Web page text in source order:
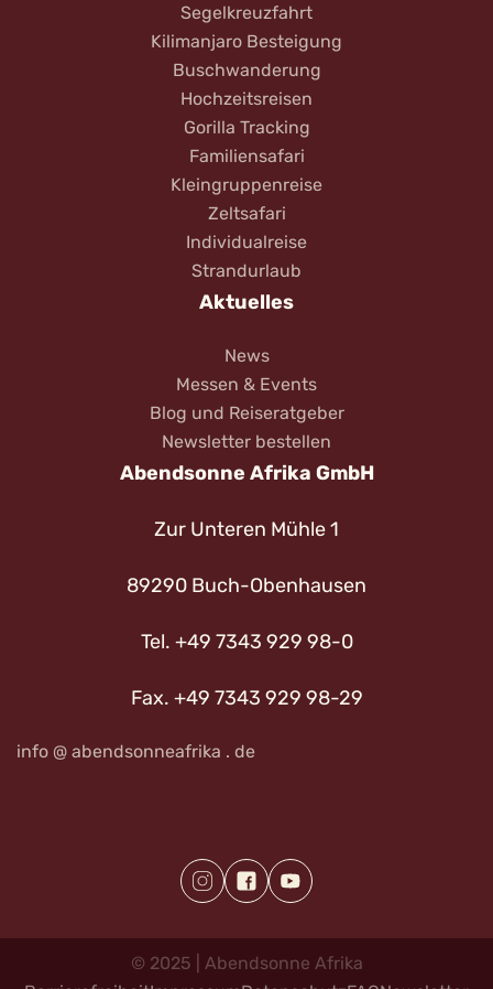
Segelkreuzfahrt
Kilimanjaro Besteigung
Buschwanderung
Hochzeitsreisen
Gorilla Tracking
Familiensafari
Kleingruppenreise
Zeltsafari
Individualreise
Strandurlaub
Aktuelles
News
Messen & Events
Blog und Reiseratgeber
Newsletter bestellen
Abendsonne Afrika GmbH
Zur Unteren Mühle 1
89290 Buch-Obenhausen
Tel. +49 7343 929 98-0
Fax. +49 7343 929 98-29
info @ abendsonneafrika . de
© 2025 Abendsonne Afrika